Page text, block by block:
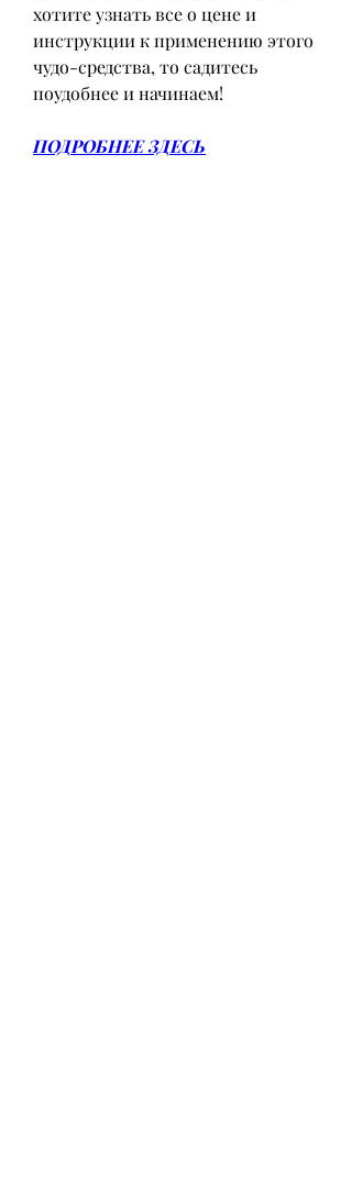
хотите узнать все о цене и
инструкции к применению этого
чудо-средства, то садитесь
поудобнее и начинаем!
ПОДРОБНЕЕ ЗДЕСЬ